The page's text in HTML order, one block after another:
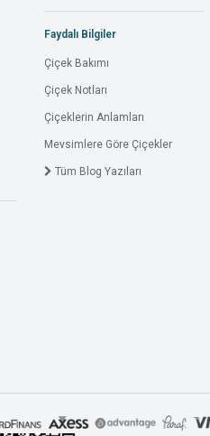
Faydalı Bilgiler
Çiçek Bakımı
Çiçek Notları
Çiçeklerin Anlamları
Mevsimlere Göre Çiçekler
Tüm Blog Yazıları